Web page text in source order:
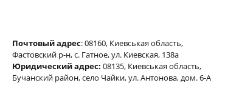
Почтовый адрес: 08160, Киевськая область,
Фастовский р-н, с. Гатное, ул. Киевская, 138а
Юридический адрес: 08135, Киевськая область,
Бучанский район, село Чайки, ул. Антонова, дом. 6-А